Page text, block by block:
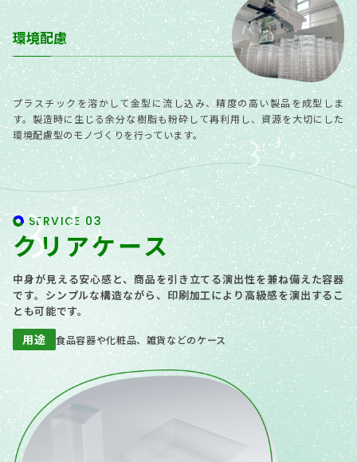
環境配慮
プラスチックを溶かして金型に流し込み、精度の高い製品を成型しま
す。製造時に生じる余分な樹脂も粉砕して再利用し、資源を大切にした
環境配慮型のモノづくりを行っています。
SERVICE 03
クリアケース
中身が見える安心感と、商品を引き立てる演出性を兼ね備えた容器
です。シンプルな構造ながら、印刷加工により高級感を演出するこ
とも可能です。
用途 食品容器や化粧品、雑貨などのケース